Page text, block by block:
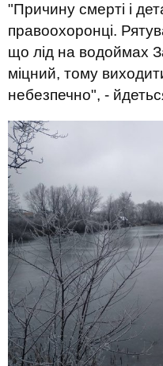
"Причину смерті і
правоохоронці.
що лід на водоймах
міцний, тому
небезпечно", -